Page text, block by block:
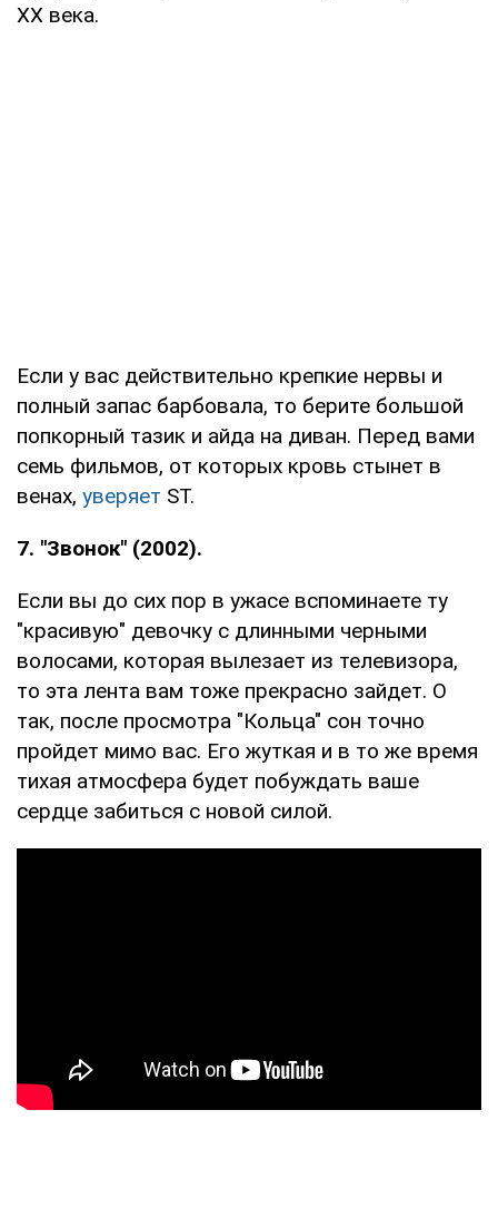
XX века.
Если у вас действительно крепкие нервы и
полный запас барбовала, то берите большой
попкорный тазик и айда на диван. Перед вами
семь фильмов, от которых кровь стынет в
венах, уверяет ST.
7. "Звонок" (2002).
Если вы до сих пор в ужасе вспоминаете ту
"красивую" девочку с длинными черными
волосами, которая вылезает из телевизора,
то эта лента вам тоже прекрасно зайдет. О
так, после просмотра "Кольца" сон точно
пройдет мимо вас. Его жуткая и в то же время
тихая атмосфера будет побуждать ваше
сердце забиться с новой силой.